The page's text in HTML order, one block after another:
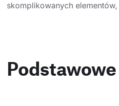
skomplikowanych